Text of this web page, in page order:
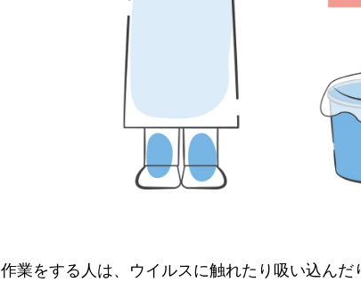
作業をする人は、ウイルスに触れたり吸い込んだ